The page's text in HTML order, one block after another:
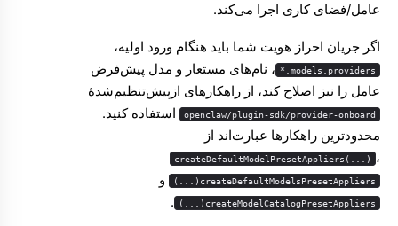
عامل/فضای کاری اجرا می‌کند.
اگر جریان احراز هویت شما باید هنگام ورود اولیه،
models.providers.*
، نام‌های مستعار و مدل پیش‌فرض
عامل را نیز اصلاح کند، از راهکارهای ازپیش‌تنظیم‌شدهٔ
openclaw/plugin-sdk/provider-onboard استفاده کنید.
محدودترین راهکارها عبارت‌اند از
createDefaultModelPresetAppliers(...) ،
createDefaultModelsPresetAppliers(...) و
createModelCatalogPresetAppliers(...)
.